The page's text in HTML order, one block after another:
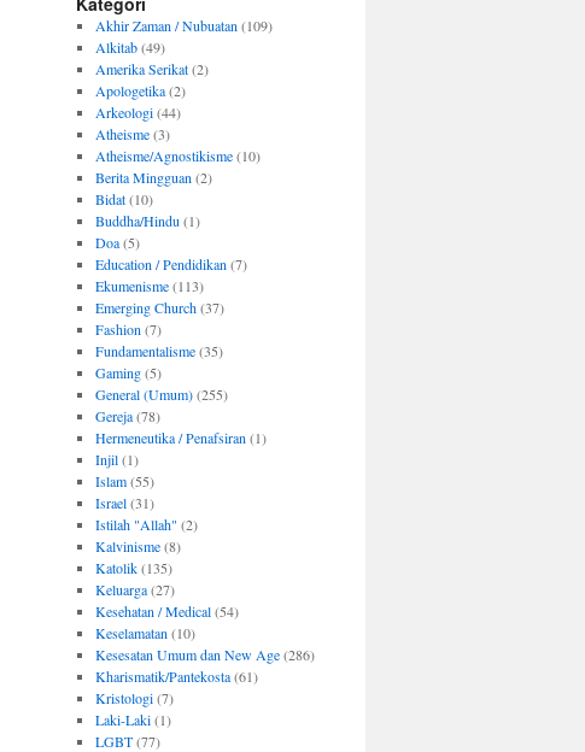
Akhir Zaman / Nubuatan (109)
Alkitab(49)
Amerika Serikat(2)
Apologetika(2)
Arkeologi(44)
Atheisme(3)
Atheisme/Agnostikisme(10)
Berita Mingguan (2)
Bidat(10)
Buddha/Hindu (1)
Doa(5)
Education / Pendidikan (7)
Ekumenisme(113)
Emerging Church(37)
Fashion (7)
Fundamentalisme(35)
Gaming(5)
General (Umum)(255)
Gereja(78)
Hermeneutika / Penafsiran (1)
Injil(1)
Islam(55)
Israel(31)
Istilah "Allah" (2)
Kalvinisme(8)
Katolik(135)
Keluarga(27)
Kesehatan / Medical(54)
Keselamatan (10)
Kesesatan Umum dan New Age(286)
Kharismatik/Pantekosta(61)
Kristologi(7)
Laki-Laki(1)
LGBT(77)